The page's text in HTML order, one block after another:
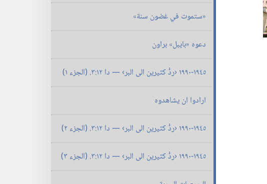
‏«ستموت في غضون سنة»‏
دعوه «بايبل» براون
١٩٤٥-‏١٩٩٠ ‹ردُّ كثيرين الى البر› —‏ دا ١٢:‏٣.‏ (‏الجزء ١)‏
ارادوا ان يشاهدوه
١٩٤٥-‏١٩٩٠ ‹ردُّ كثيرين الى البر› —‏ دا ١٢:‏٣.‏ (‏الجزء ٢)‏
١٩٤٥-‏١٩٩٠ ‹ردُّ كثيرين الى البر› —‏ دا ١٢:‏٣.‏ (‏الجزء ٣)‏